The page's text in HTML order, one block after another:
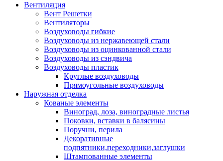
Вентиляция
Вент Решетки
Вентиляторы
Воздуховоды гибкие
Воздуховоды из нержавеющей стали
Воздуховоды из оцинкованной стали
Воздуховоды из сэндвича
Воздуховоды пластик
Круглые воздуховоды
Прямоугольные воздуховоды
Наружная отделка
Кованые элементы
Виноград, лоза, виноградные листья
Поковки, вставки в балясины
Поручни, перила
Декоративные
подпятники,переходники,заглушки
Штампованные элементы